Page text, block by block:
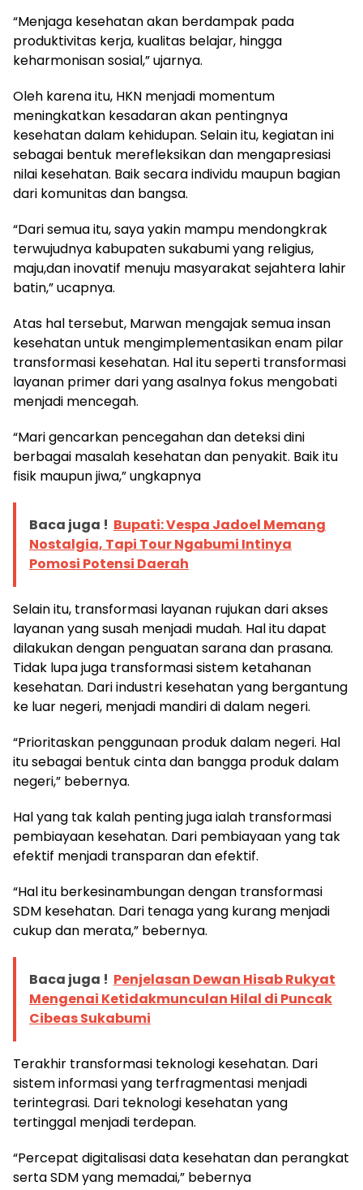
“Menjaga kesehatan akan berdampak pada
produktivitas kerja, kualitas belajar, hingga
keharmonisan sosial,” ujarnya.
Oleh karena itu, HKN menjadi momentum
meningkatkan kesadaran akan pentingnya
kesehatan dalam kehidupan. Selain itu, kegiatan ini
sebagai bentuk merefleksikan dan mengapresiasi
nilai kesehatan. Baik secara individu maupun bagian
dari komunitas dan bangsa.
“Dari semua itu, saya yakin mampu mendongkrak
terwujudnya kabupaten sukabumi yang religius,
maju,dan inovatif menuju masyarakat sejahtera lahir
batin,” ucapnya.
Atas hal tersebut, Marwan mengajak semua insan
kesehatan untuk mengimplementasikan enam pilar
transformasi kesehatan. Hal itu seperti transformasi
layanan primer dari yang asalnya fokus mengobati
menjadi mencegah.
“Mari gencarkan pencegahan dan deteksi dini
berbagai masalah kesehatan dan penyakit. Baik itu
fisik maupun jiwa,” ungkapnya
Baca juga ! Bupati: Vespa Jadoel Memang
Nostalgia, Tapi Tour Ngabumi Intinya
Pomosi Potensi Daerah
Selain itu, transformasi layanan rujukan dari akses
layanan yang susah menjadi mudah. Hal itu dapat
dilakukan dengan penguatan sarana dan prasana.
Tidak lupa juga transformasi sistem ketahanan
kesehatan. Dari industri kesehatan yang bergantung
ke luar negeri, menjadi mandiri di dalam negeri.
“Prioritaskan penggunaan produk dalam negeri. Hal
itu sebagai bentuk cinta dan bangga produk dalam
negeri,” bebernya.
Hal yang tak kalah penting juga ialah transformasi
pembiayaan kesehatan. Dari pembiayaan yang tak
efektif menjadi transparan dan efektif.
“Hal itu berkesinambungan dengan transformasi
SDM kesehatan. Dari tenaga yang kurang menjadi
cukup dan merata,” bebernya.
Baca juga ! Penjelasan Dewan Hisab Rukyat
Mengenai Ketidakmunculan Hilal di Puncak
Cibeas Sukabumi
Terakhir transformasi teknologi kesehatan. Dari
sistem informasi yang terfragmentasi menjadi
terintegrasi. Dari teknologi kesehatan yang
tertinggal menjadi terdepan.
“Percepat digitalisasi data kesehatan dan perangkat
serta SDM yang memadai,” bebernya